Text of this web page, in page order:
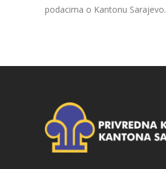
podacima o Kantonu Sarajevo.